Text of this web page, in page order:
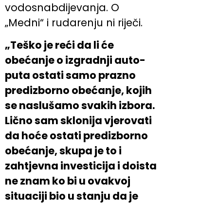
vodosnabdijevanja. O
„Medni“ i rudarenju ni riječi.
„Teško je reći da li će
obećanje o izgradnji auto-
puta ostati samo prazno
predizborno obećanje, kojih
se naslušamo svakih izbora.
Lično sam sklonija vjerovati
da hoće ostati predizborno
obećanje, skupa je to i
zahtjevna investicija i doista
ne znam ko bi u ovakvoj
situaciji bio u stanju da je